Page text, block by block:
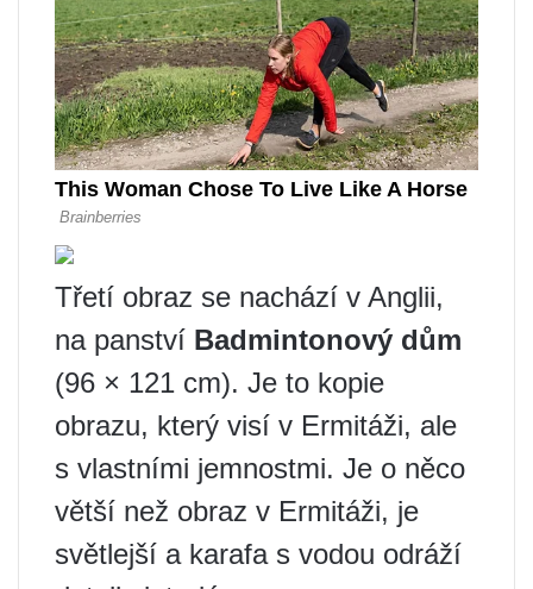
Třetí obraz se nachází v Anglii,
na panství Badmintonový dům
(96 × 121 cm). Je to kopie
obrazu, který visí v Ermitáži, ale
s vlastními jemnostmi. Je o něco
větší než obraz v Ermitáži, je
světlejší a karafa s vodou odráží